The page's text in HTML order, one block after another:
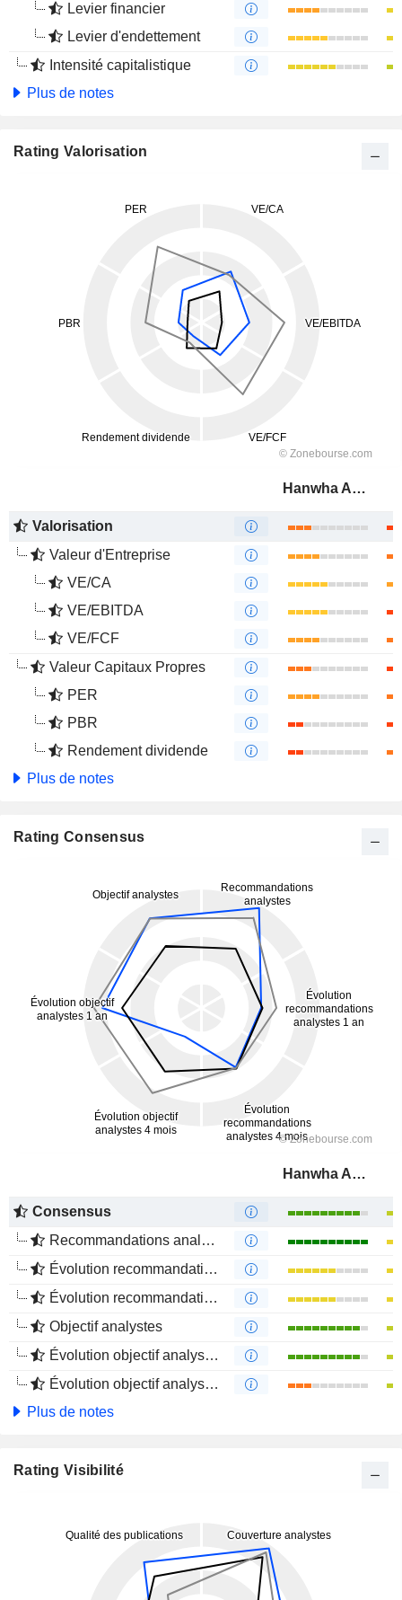
Levier financier
Levier d'endettement
Intensité capitalistique
Plus de notes
Rating Valorisation
Hanwha Aerospace Co., Ltd.
Valorisation
Valeur d'Entreprise
VE/CA
VE/EBITDA
VE/FCF
Valeur Capitaux Propres
PER
PBR
Rendement dividende
Plus de notes
Rating Consensus
Hanwha Aerospace Co., Ltd.
Consensus
Recommandations analystes
Évolution recommandations analystes 1 an
Évolution recommandations analystes 4 mois
Objectif analystes
Évolution objectif analystes 1 an
Évolution objectif analystes 4 mois
Plus de notes
Rating Visibilité